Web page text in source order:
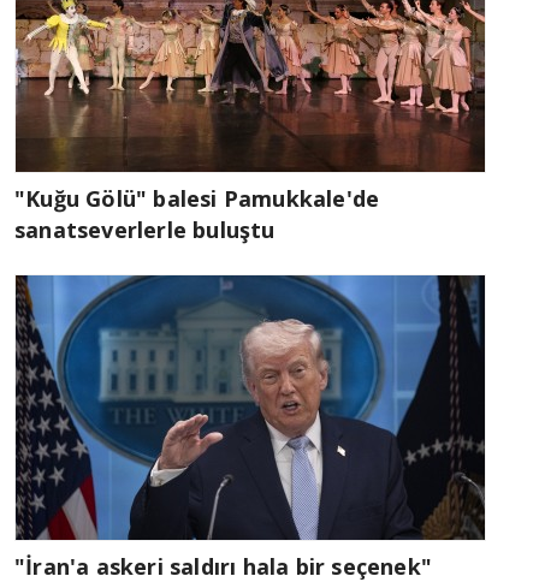
"Kuğu Gölü" balesi Pamukkale'de
sanatseverlerle buluştu
"İran'a askeri saldırı hala bir seçenek"